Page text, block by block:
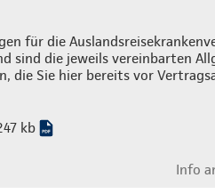
für die
sind die jeweils vereinbarten
die Sie hier bereits vor
kb
Info